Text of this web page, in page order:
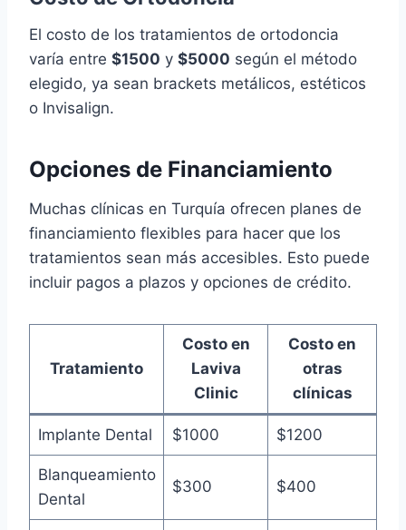
El costo de los tratamientos de ortodoncia
varía entre $1500 y $5000 según el método
elegido, ya sean brackets metálicos, estéticos
o Invisalign.
Opciones de Financiamiento
Muchas clínicas en Turquía ofrecen planes de
financiamiento flexibles para hacer que los
tratamientos sean más accesibles. Esto puede
incluir pagos a plazos y opciones de crédito.
Tratamiento
Costo en
Laviva
Clinic
Costo en
otras
clínicas
Implante Dental $1000 $1200
Blanqueamiento
Dental
$300 $400